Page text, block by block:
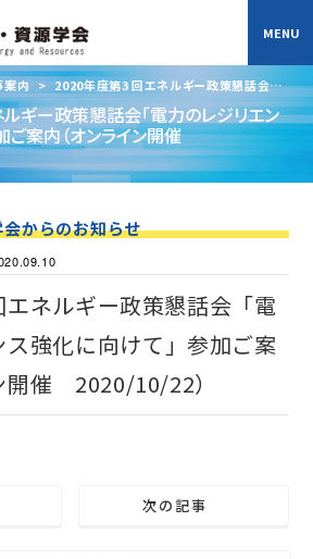
案内 > 2020年度第3 回エネルギー政策懇話会
けて」参加ご案内（オンライン開催
ギー政策懇話会「電力のレジリエン
ご案内（オンライン開催
からのお知らせ
ネルギー政策懇話会「電
強化に向けて」参加ご案
開催 2020/10/22）
次の記事